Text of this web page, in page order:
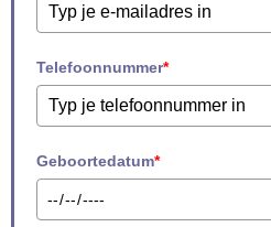
Telefoonnummer*
Geboortedatum*